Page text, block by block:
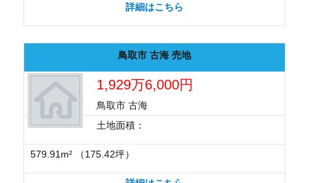
詳細はこちら
鳥取市 古海 売地
1,929万6,000円
鳥取市 古海
土地面積：
579.91m² （175.42坪）